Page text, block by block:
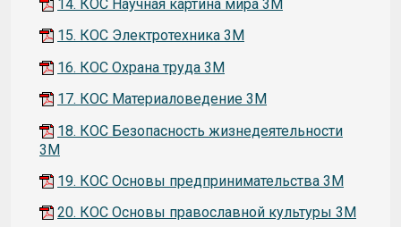
14. КОС Научная картина мира 3М
15. КОС Электротехника 3М
16. КОС Охрана труда 3М
17. КОС Материаловедение 3М
18. КОС Безопасность жизнедеятельности
3М
19. КОС Основы предпринимательства 3М
20. КОС Основы православной культуры 3М